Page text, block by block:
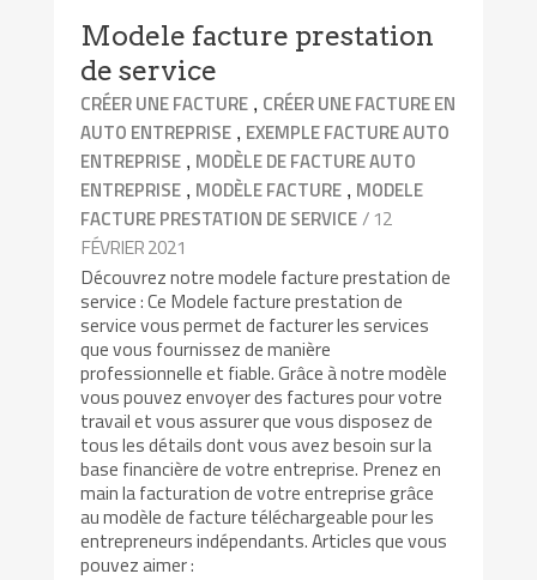
Modele facture prestation
de service
CRÉER UNE FACTURE , CRÉER UNE FACTURE EN
AUTO ENTREPRISE , EXEMPLE FACTURE AUTO
ENTREPRISE , MODÈLE DE FACTURE AUTO
ENTREPRISE , MODÈLE FACTURE , MODELE
FACTURE PRESTATION DE SERVICE/ 12
FÉVRIER 2021
Découvrez notre modele facture prestation de
service : Ce Modele facture prestation de
service vous permet de facturer les services
que vous fournissez de manière
professionnelle et fiable. Grâce à notre modèle
vous pouvez envoyer des factures pour votre
travail et vous assurer que vous disposez de
tous les détails dont vous avez besoin sur la
base financière de votre entreprise. Prenez en
main la facturation de votre entreprise grâce
au modèle de facture téléchargeable pour les
entrepreneurs indépendants. Articles que vous
pouvez aimer :